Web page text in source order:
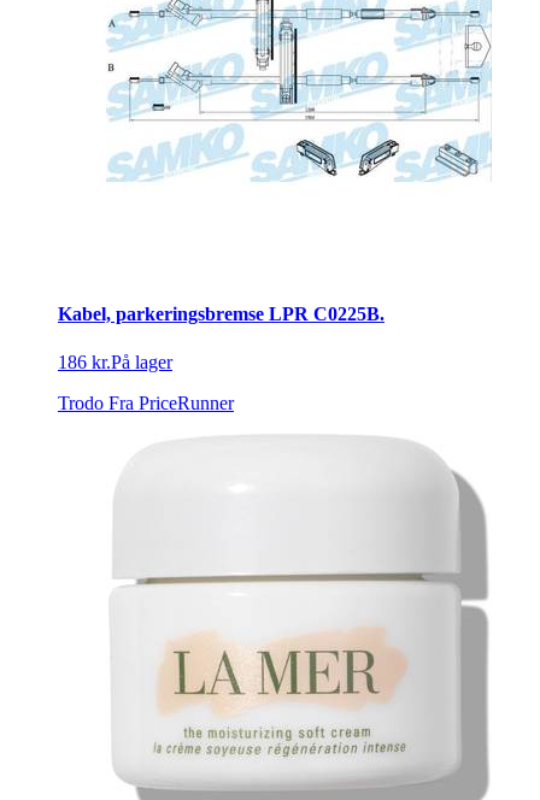
Kabel, parkeringsbremse LPR C0225B.
186 kr.På lager
Trodo Fra PriceRunner